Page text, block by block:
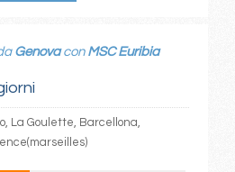
Genovacon MSC Euribia
La Goulette, Barcellona,